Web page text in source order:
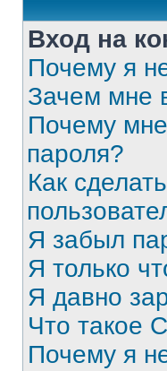
Вход на
Почему я
Зачем мне
Почему
пароля?
Как
Я забыл
Я только
Я давно
Что такое
Почему я